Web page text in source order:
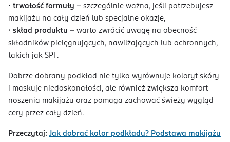
• trwałość formuły – szczególnie ważna, jeśli potrzebujesz
makijażu na cały dzień lub specjalne okazje,
• skład produktu – warto zwrócić uwagę na obecność
składników pielęgnujących, nawilżających lub ochronnych,
takich jak SPF.
Dobrze dobrany podkład nie tylko wyrównuje koloryt skóry
i maskuje niedoskonałości, ale również zwiększa komfort
noszenia makijażu oraz pomaga zachować świeży wygląd
cery przez cały dzień.
Przeczytaj: Jak dobrać kolor podkładu? Podstawa makijażu